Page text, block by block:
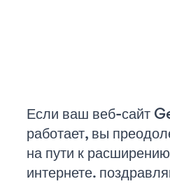
Если ваш веб-сайт
работает, вы
на пути к
интернете.